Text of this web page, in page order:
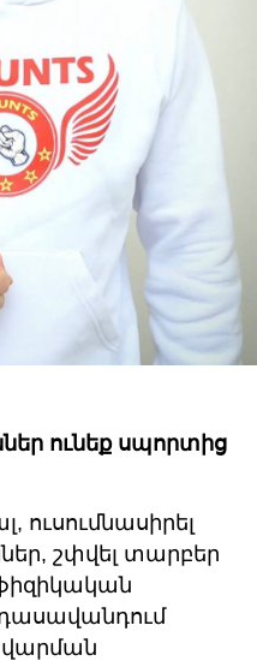
ունեք սպորտից
ուսումնասիրել
շփվել տարբեր